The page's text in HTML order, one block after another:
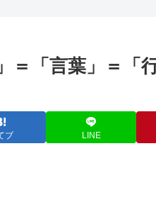
＝「言葉」＝「
ブ LINE